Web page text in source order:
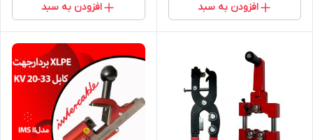
افزودن به سبد افزودن به سبد